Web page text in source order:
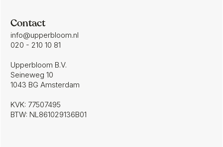
Contact
info@upperbloom.nl
020 - 210 10 81
Upperbloom B.V.
Seineweg 10
1043 BG Amsterdam
KVK: 77507495
BTW: NL861029136B01